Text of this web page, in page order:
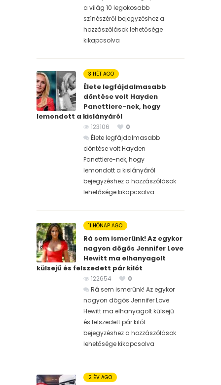
a világ 10 legokosabb
színészéről bejegyzéshez a
hozzászólások lehetősége
kikapcsolva
3 HÉT AGO
Élete legfájdalmasabb
döntése volt Hayden
Panettiere-nek, hogy
lemondott a kislányáról
123106
0
Élete legfájdalmasabb
döntése volt Hayden
Panettiere-nek, hogy
lemondott a kislányáról
bejegyzéshez a hozzászólások
lehetősége kikapcsolva
11 HÓNAP AGO
Rá sem ismerünk! Az egykor
nagyon dögös Jennifer Love
Hewitt ma elhanyagolt
külsejű és felszedett pár kilót
122654
0
Rá sem ismerünk! Az egykor
nagyon dögös Jennifer Love
Hewitt ma elhanyagolt külsejű
és felszedett pár kilót
bejegyzéshez a hozzászólások
lehetősége kikapcsolva
2 ÉV AGO